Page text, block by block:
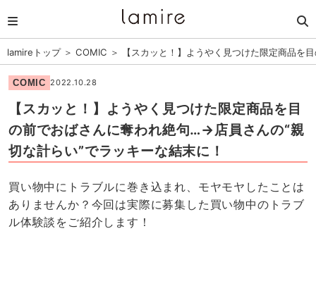
lamireトップ＞ COMIC ＞ 【スカッと！】ようやく見つけた限定商品
COMIC 2022.10.28
【スカッと！】ようやく見つけた限定商品を目
の前でおばさんに奪われ絶句…→店員さんの“親
切な計らい”でラッキーな結末に！
買い物中にトラブルに巻き込まれ、モヤモヤしたことは
ありませんか？今回は実際に募集した買い物中のトラブ
ル体験談をご紹介します！